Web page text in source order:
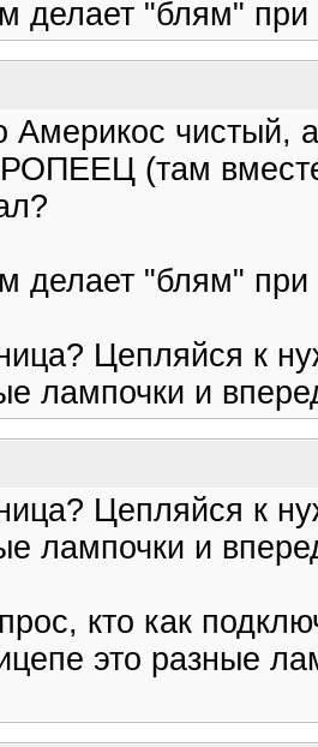
делает "блям"
Америкос чистый,
(там
делает "блям"
Цепляйся к
лампочки и
Цепляйся к
лампочки и
кто как
это разные